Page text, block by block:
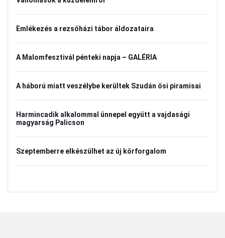
Emlékezés a rezsőházi tábor áldozataira
A Malomfesztivál pénteki napja – GALÉRIA
A háború miatt veszélybe kerültek Szudán ősi piramisai
Harmincadik alkalommal ünnepel együtt a vajdasági
magyarság Palicson
Szeptemberre elkészülhet az új körforgalom